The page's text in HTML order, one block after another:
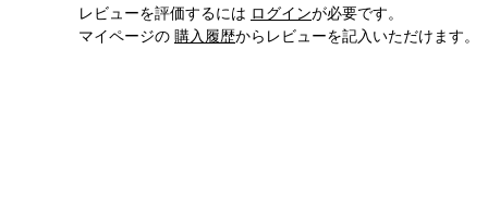
レビューを評価するには ログインが必要です。
マイページの 購入履歴からレビューを記入いただけます。